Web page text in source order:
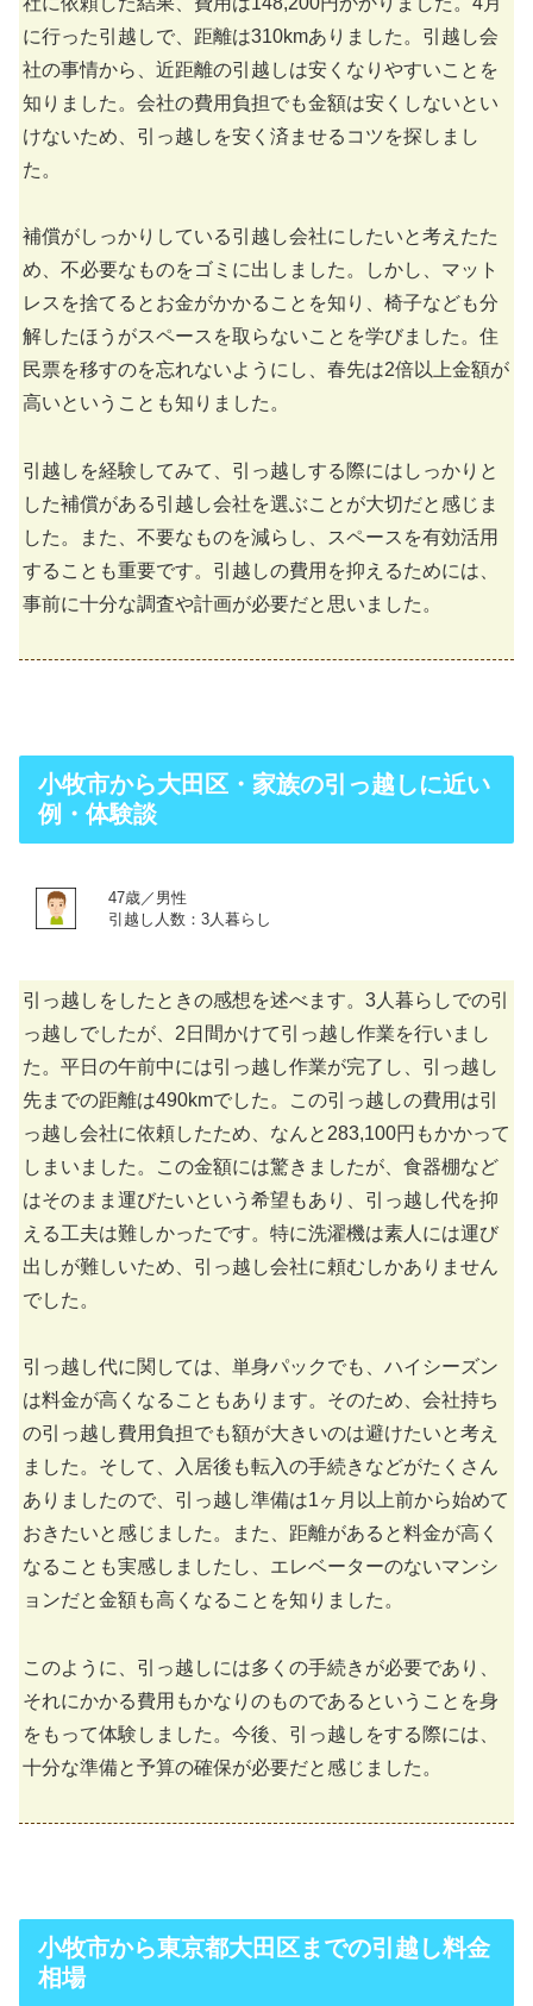
に行った引越しで、距離は310kmありました。引越し会
社の事情から、近距離の引越しは安くなりやすいことを
知りました。会社の費用負担でも金額は安くしないとい
けないため、引っ越しを安く済ませるコツを探しまし
た。
補償がしっかりしている引越し会社にしたいと考えたた
め、不必要なものをゴミに出しました。しかし、マット
レスを捨てるとお金がかかることを知り、椅子なども分
解したほうがスペースを取らないことを学びました。住
民票を移すのを忘れないようにし、春先は2倍以上金額が
高いということも知りました。
引越しを経験してみて、引っ越しする際にはしっかりと
した補償がある引越し会社を選ぶことが大切だと感じま
した。また、不要なものを減らし、スペースを有効活用
することも重要です。引越しの費用を抑えるためには、
事前に十分な調査や計画が必要だと思いました。
小牧市から大田区・家族の引っ越しに近い
例・体験談
47歳／男性
引越し人数：3人暮らし
引っ越しをしたときの感想を述べます。3人暮らしでの引
っ越しでしたが、2日間かけて引っ越し作業を行いまし
た。平日の午前中には引っ越し作業が完了し、引っ越し
先までの距離は490kmでした。この引っ越しの費用は引
っ越し会社に依頼したため、なんと283,100円もかかって
しまいました。この金額には驚きましたが、食器棚など
はそのまま運びたいという希望もあり、引っ越し代を抑
える工夫は難しかったです。特に洗濯機は素人には運び
出しが難しいため、引っ越し会社に頼むしかありません
でした。
引っ越し代に関しては、単身パックでも、ハイシーズン
は料金が高くなることもあります。そのため、会社持ち
の引っ越し費用負担でも額が大きいのは避けたいと考え
ました。そして、入居後も転入の手続きなどがたくさん
ありましたので、引っ越し準備は1ヶ月以上前から始めて
おきたいと感じました。また、距離があると料金が高く
なることも実感しましたし、エレベーターのないマンシ
ョンだと金額も高くなることを知りました。
このように、引っ越しには多くの手続きが必要であり、
それにかかる費用もかなりのものであるということを身
をもって体験しました。今後、引っ越しをする際には、
十分な準備と予算の確保が必要だと感じました。
小牧市から東京都大田区までの引越し料金
相場